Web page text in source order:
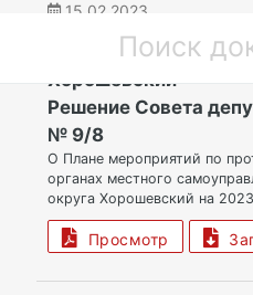
15.02.2023
САО |
Хорошевский
Решение Совета
№ 9/8
О Плане мероприятий по
органах местного
округа Хорошевский на
Просмотр